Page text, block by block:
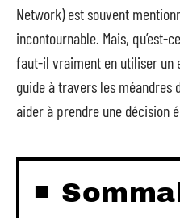
Network) est souvent
incontournable. Mais, qu’est-
faut-il vraiment en utiliser un
guide à travers les méandres
aider à prendre une décision